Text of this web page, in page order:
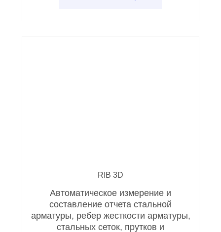
RIB 3D
Автоматическое измерение и
составление отчета стальной
арматуры, ребер жесткости арматуры,
стальных сеток, прутков и